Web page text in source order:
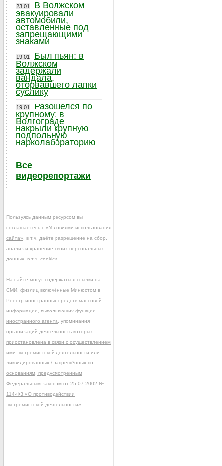
23.01
В Волжском
эвакуировали
автомобили,
оставленные под
запрещающими
знаками
19.01
Был пьян: в
Волжском
задержали
вандала,
оторвавшего лапки
суслику
19.01
Разошелся по
крупному: в
Волгограде
накрыли крупную
подпольную
нарколабораторию
Все
видеорепортажи
Пользуясь данным ресурсом вы
соглашаетесь с «Условиями использования
сайта» , в т.ч. даёте разрешение на сбор,
анализ и хранение своих персональных
данных, в т.ч. cookies.
На сайте могут содержаться ссылки на
СМИ, физлиц включённые Минюстом в
Реестр иностранных средств массовой
информации, выполняющих функции
иностранного агента , упоминания
организаций деятельность которых
приостановлена в связи с осуществлением
ими экстремистской деятельности или
ликвидированных / запрещённых по
основаниям, предусмотренным
Федеральным законом от 25.07.2002 №
114-ФЗ «О противодействии
экстремистской деятельности»